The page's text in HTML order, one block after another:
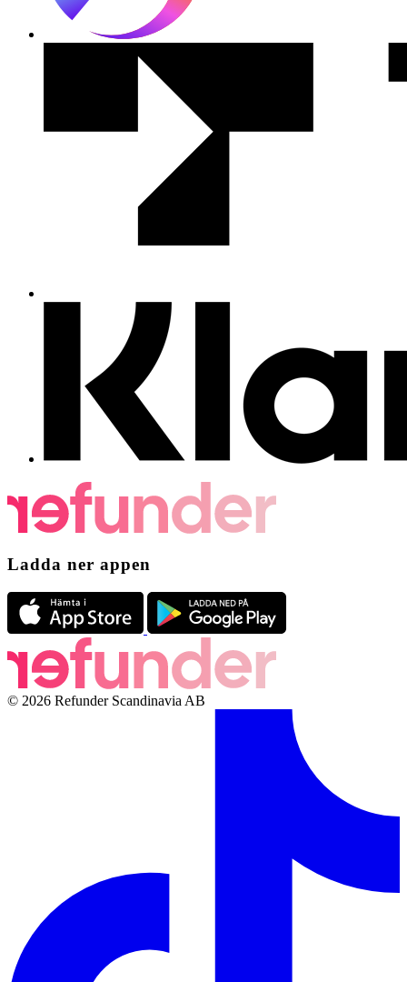
Ladda ner appen
© 2026 Refunder Scandinavia AB